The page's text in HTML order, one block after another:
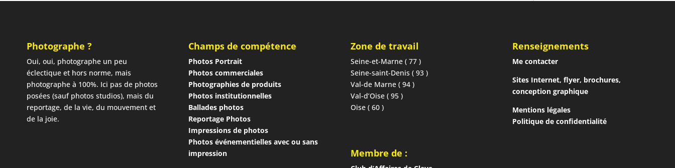
Photographe ?
Oui, oui, photographe un peu
éclectique et hors norme, mais
photographe à 100%. Ici pas de photos
posées (sauf photos studios), mais du
reportage, de la vie, du mouvement et
de la joie.
Champs de compétence
Photos Portrait
Photos commerciales
Photographies de produits
Photos institutionnelles
Ballades photos
Reportage Photos
Impressions de photos
Photos événementielles avec ou sans
impression
Zone de travail
Seine-et-Marne ( 77 )
Seine-saint-Denis ( 93 )
Val-de Marne ( 94 )
Val-d’Oise ( 95 )
Oise ( 60 )
Membre de :
Renseignements
Me contacter
Sites Internet, flyer, brochures,
conception graphique
Mentions légales
Politique de confidentialité